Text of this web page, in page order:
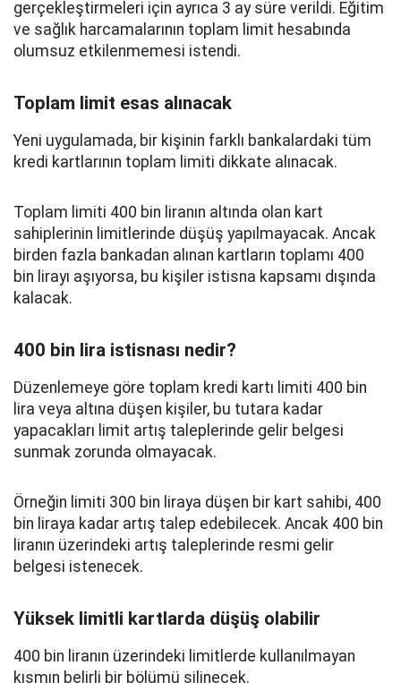
gerçekleştirmeleri için ayrıca 3 ay süre verildi. Eğitim
ve sağlık harcamalarının toplam limit hesabında
olumsuz etkilenmemesi istendi.
Toplam limit esas alınacak
Yeni uygulamada, bir kişinin farklı bankalardaki tüm
kredi kartlarının toplam limiti dikkate alınacak.
Toplam limiti 400 bin liranın altında olan kart
sahiplerinin limitlerinde düşüş yapılmayacak. Ancak
birden fazla bankadan alınan kartların toplamı 400
bin lirayı aşıyorsa, bu kişiler istisna kapsamı dışında
kalacak.
400 bin lira istisnası nedir?
Düzenlemeye göre toplam kredi kartı limiti 400 bin
lira veya altına düşen kişiler, bu tutara kadar
yapacakları limit artış taleplerinde gelir belgesi
sunmak zorunda olmayacak.
Örneğin limiti 300 bin liraya düşen bir kart sahibi, 400
bin liraya kadar artış talep edebilecek. Ancak 400 bin
liranın üzerindeki artış taleplerinde resmi gelir
belgesi istenecek.
Yüksek limitli kartlarda düşüş olabilir
400 bin liranın üzerindeki limitlerde kullanılmayan
kısmın belirli bir bölümü silinecek.